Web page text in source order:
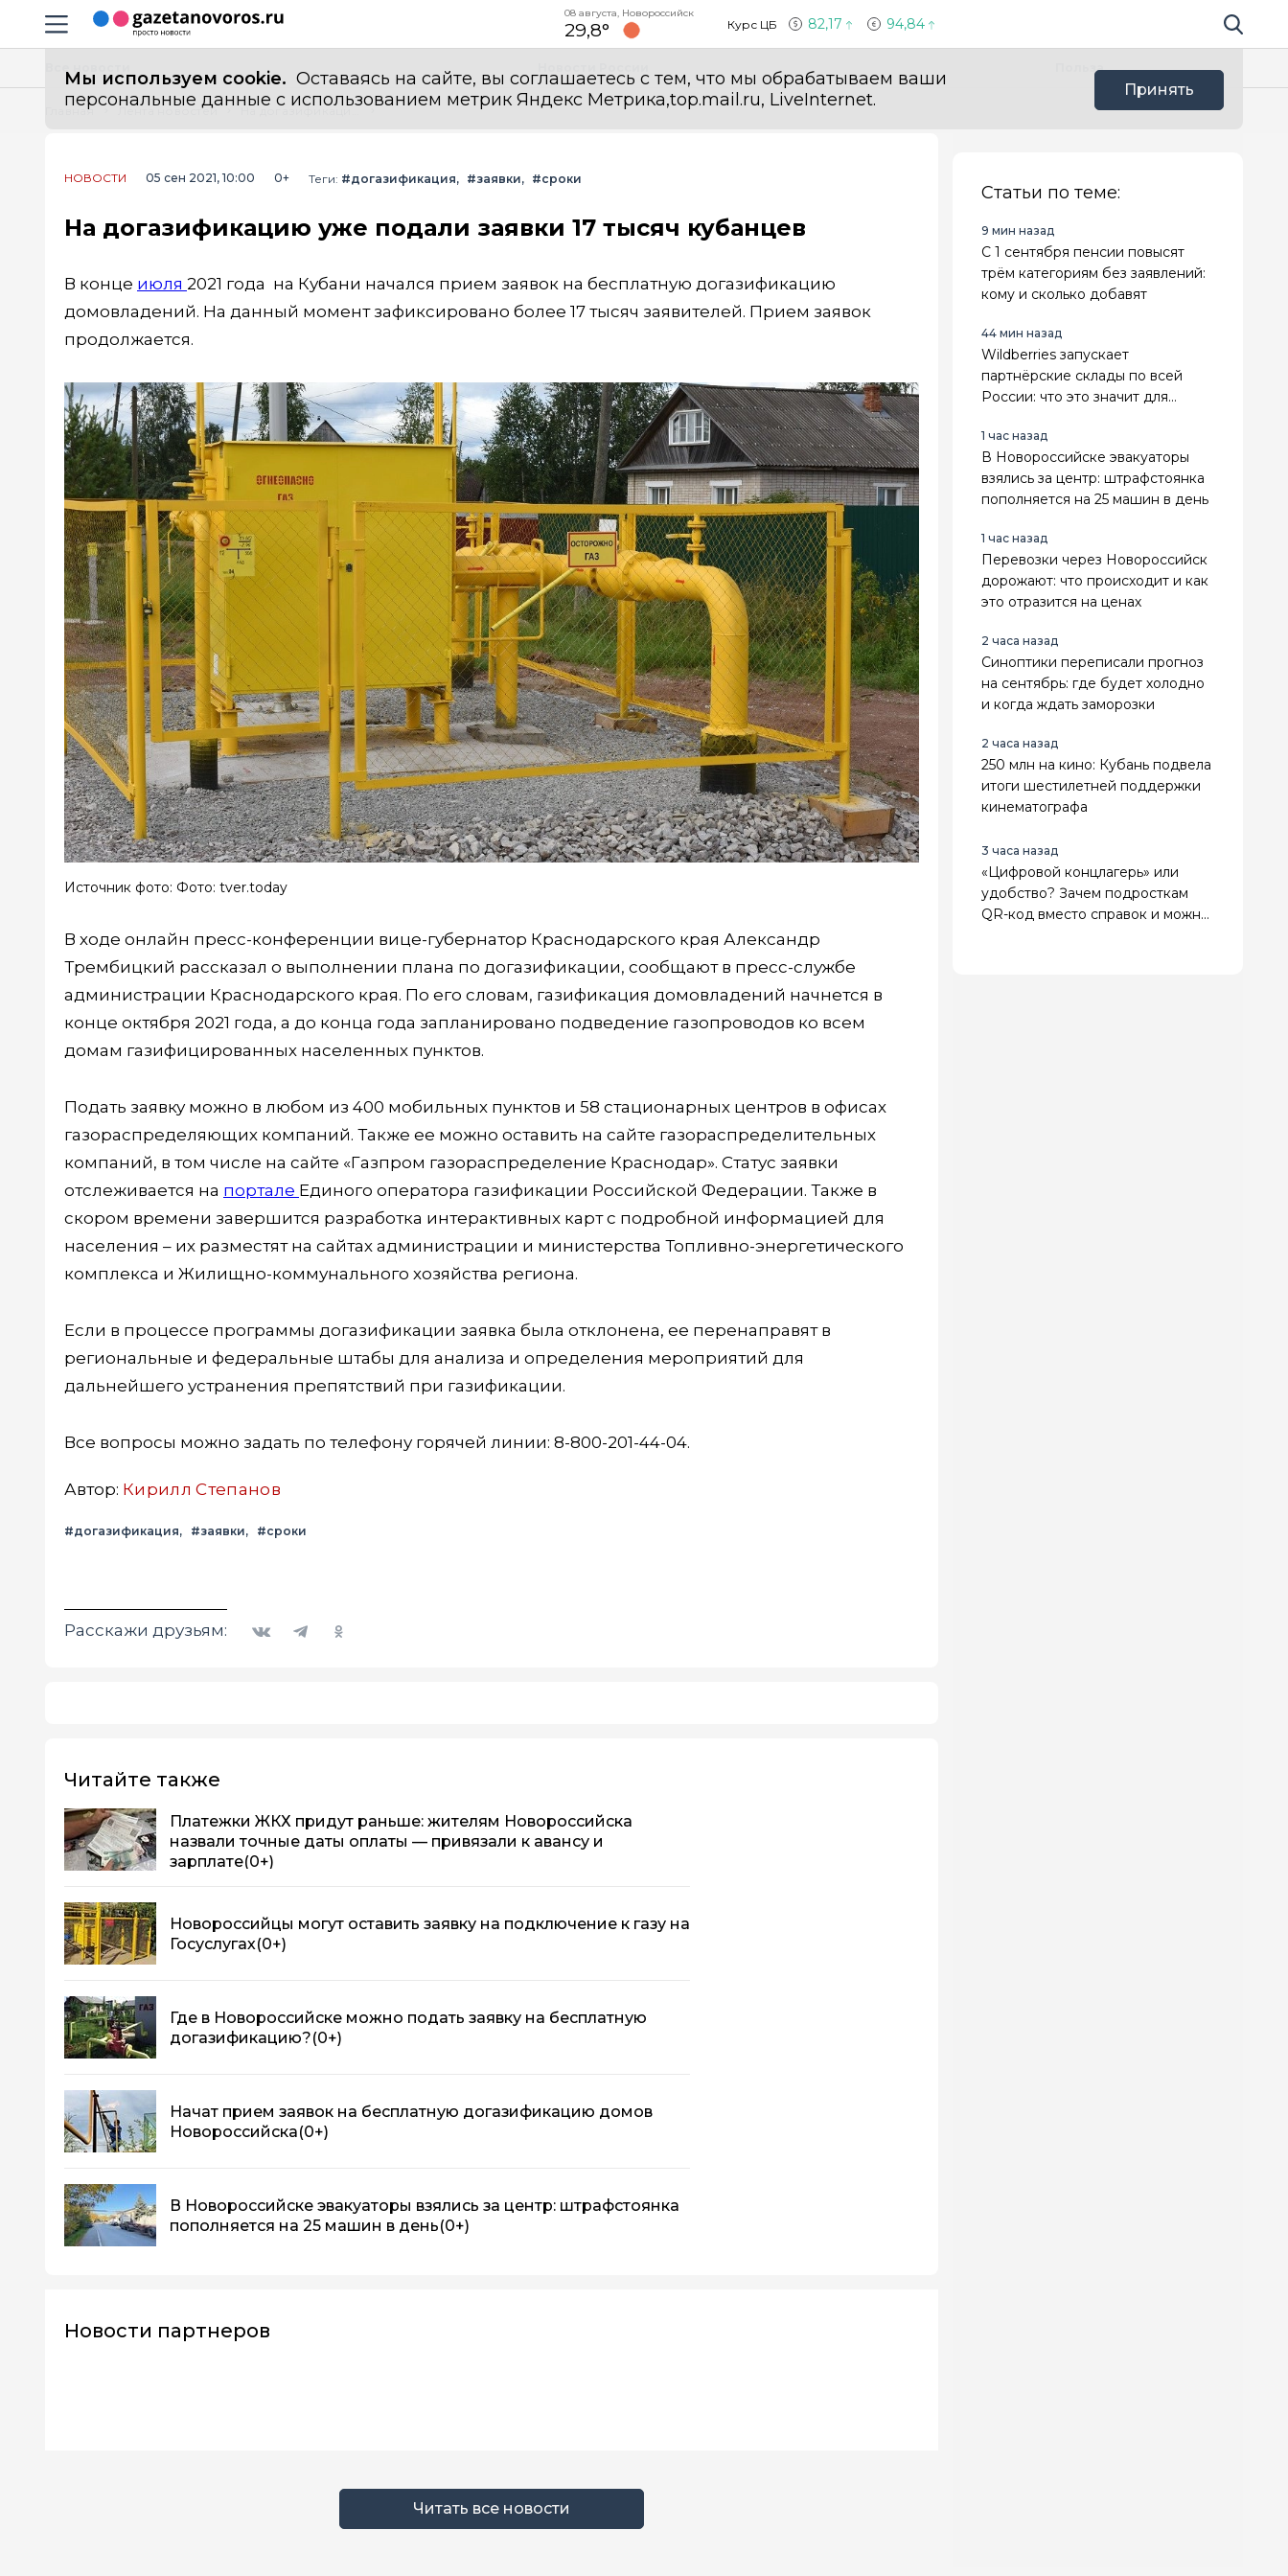
Навигация сайта
08 августа, Новороссийск
29,8° Курс ЦБ 82,17 94,84 Поиск по
Мы используем cookie. Оставаясь на сайте, вы соглашаетесь с тем, что мы обрабатываем ваши
персональные данные с использованием метрик Яндекс Метрика,top.mail.ru, LiveInternet.
Принять
Польза
Главная Лента новостей На догазификацию уже подали заявки 17 тысяч кубанцев
НОВОСТИ 05 сен 2021, 10:00 0+ Теги: #догазификация #заявки #сроки
На догазификацию уже подали заявки 17 тысяч кубанцев
В конце июля 2021 года на Кубани начался прием заявок на бесплатную догазификацию
домовладений. На данный момент зафиксировано более 17 тысяч заявителей. Прием заявок
продолжается.
Источник фото: Фото: tver.today
В ходе онлайн пресс-конференции вице-губернатор Краснодарского края Александр
Трембицкий рассказал о выполнении плана по догазификации, сообщают в пресс-службе
администрации Краснодарского края. По его словам, газификация домовладений начнется в
конце октября 2021 года, а до конца года запланировано подведение газопроводов ко всем
домам газифицированных населенных пунктов.
Подать заявку можно в любом из 400 мобильных пунктов и 58 стационарных центров в офисах
газораспределяющих компаний. Также ее можно оставить на сайте газораспределительных
компаний, в том числе на сайте «Газпром газораспределение Краснодар». Статус заявки
отслеживается на портале Единого оператора газификации Российской Федерации. Также в
скором времени завершится разработка интерактивных карт с подробной информацией для
населения – их разместят на сайтах администрации и министерства Топливно-энергетического
комплекса и Жилищно-коммунального хозяйства региона.
Если в процессе программы догазификации заявка была отклонена, ее перенаправят в
региональные и федеральные штабы для анализа и определения мероприятий для
дальнейшего устранения препятствий при газификации.
Все вопросы можно задать по телефону горячей линии: 8-800-201-44-04.
Автор: Кирилл Степанов
#догазификация #заявки #сроки
Расскажи друзьям:
Читайте также
Платежки ЖКХ придут раньше: жителям Новороссийска
назвали точные даты оплаты — привязали к авансу и
зарплате(0+)
Новороссийцы могут оставить заявку на подключение к газу на
Госуслугах(0+)
Где в Новороссийске можно подать заявку на бесплатную
догазификацию?(0+)
Начат прием заявок на бесплатную догазификацию домов
Новороссийска(0+)
В Новороссийске эвакуаторы взялись за центр: штрафстоянка
пополняется на 25 машин в день(0+)
Новости партнеров
Читать все новости
Статьи по теме:
9 мин назад
С 1 сентября пенсии повысят
трём категориям без заявлений:
кому и сколько добавят
44 мин назад
Wildberries запускает
партнёрские склады по всей
России: что это значит для
1 час назад
В Новороссийске эвакуаторы
взялись за центр: штрафстоянка
пополняется на 25 машин в день
1 час назад
Перевозки через Новороссийск
дорожают: что происходит и как
это отразится на ценах
2 часа назад
Синоптики переписали прогноз
на сентябрь: где будет холодно
и когда ждать заморозки
2 часа назад
250 млн на кино: Кубань подвела
итоги шестилетней поддержки
кинематографа
3 часа назад
«Цифровой концлагерь» или
удобство? Зачем подросткам
QR-код вместо справок и можно